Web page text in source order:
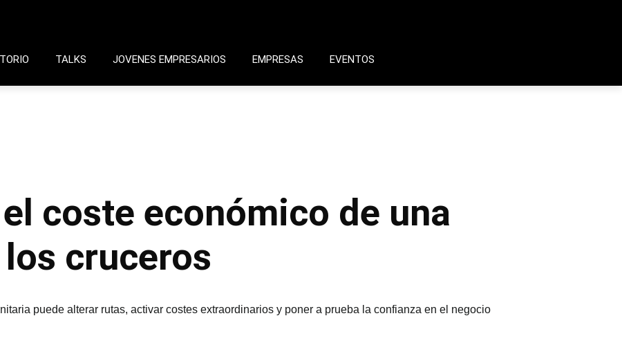
TALKS JOVENES EMPRESARIOS EMPRESAS EVENTOS
coste económico de una
cruceros
puede alterar rutas, activar costes extraordinarios y poner a prueba la confianza en el negocio